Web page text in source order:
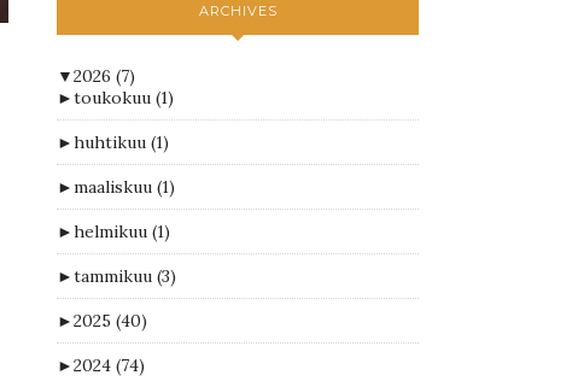
ARCHIVES
▼2026 (7)
►toukokuu (1)
►huhtikuu (1)
►maaliskuu (1)
►helmikuu (1)
►tammikuu (3)
►2025 (40)
►2024 (74)